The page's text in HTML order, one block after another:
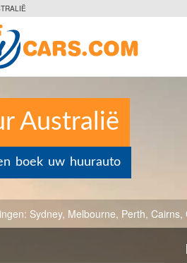
Australië
boek uw huurauto
Sydney, Melbourne, Perth, Cairns,